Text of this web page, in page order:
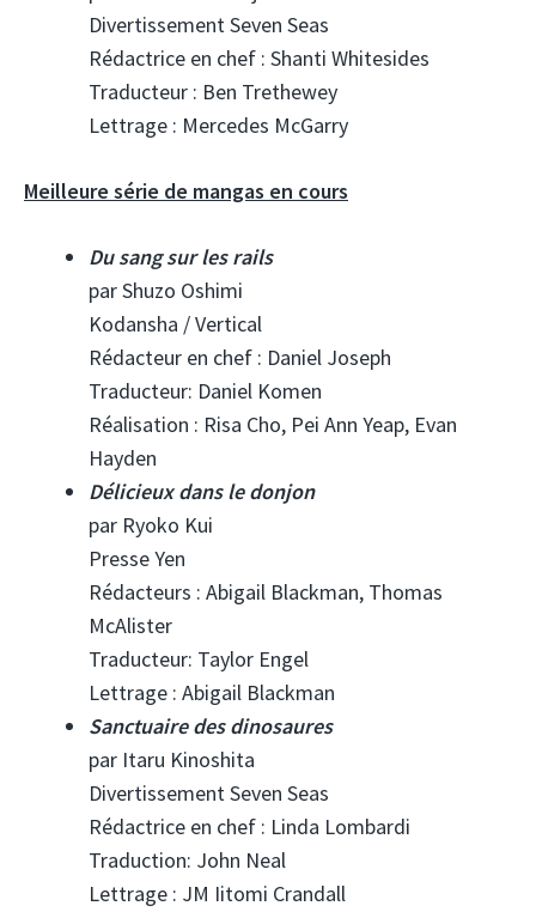
Divertissement Seven Seas
Rédactrice en chef : Shanti Whitesides
Traducteur : Ben Trethewey
Lettrage : Mercedes McGarry
Meilleure série de mangas en cours
Du sang sur les rails
par Shuzo Oshimi
Kodansha / Vertical
Rédacteur en chef : Daniel Joseph
Traducteur: Daniel Komen
Réalisation : Risa Cho, Pei Ann Yeap, Evan
Hayden
Délicieux dans le donjon
par Ryoko Kui
Presse Yen
Rédacteurs : Abigail Blackman, Thomas
McAlister
Traducteur: Taylor Engel
Lettrage : Abigail Blackman
Sanctuaire des dinosaures
par Itaru Kinoshita
Divertissement Seven Seas
Rédactrice en chef : Linda Lombardi
Traduction: John Neal
Lettrage : JM Iitomi Crandall